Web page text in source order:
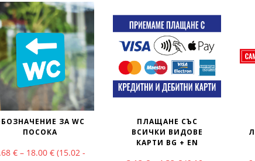
6.24 €
ЗА WC
ПОСОКА
€ – 18.00€Price range: 7.68 € through 18.00 €
(15.02 -
ПЛАЩАНЕ СЪС
ВСИЧКИ ВИДОВЕ
КАРТИ BG + EN